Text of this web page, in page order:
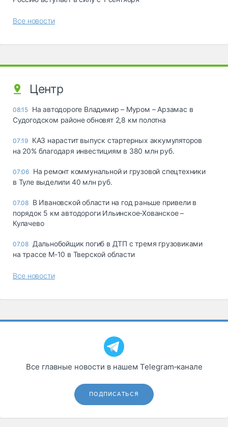
Все новости
Центр
08:15 На автодороге Владимир – Муром – Арзамас в
Судогодском районе обновят 2,8 км полотна
07:19 КАЗ нарастит выпуск стартерных аккумуляторов
на 20% благодаря инвестициям в 380 млн руб.
07:06 На ремонт коммунальной и грузовой спецтехники
в Туле выделили 40 млн руб.
07.08 В Ивановской области на год раньше привели в
порядок 5 км автодороги Ильинское-Хованское –
Кулачево
07.08 Дальнобойщик погиб в ДТП с тремя грузовиками
на трассе М-10 в Тверской области
Все новости
Все главные новости в нашем Telegram‑канале
ПОДПИСАТЬСЯ